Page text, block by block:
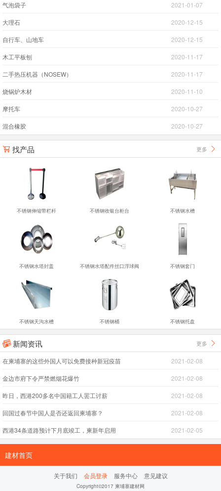
气泡袋子 2021-01-07
大理石 2020-12-15
自行车、山地车 2020-12-15
木工平板刨 2020-11-17
二手热压机器（NOSEW） 2020-11-17
烧锅炉木材 2020-11-10
摩托车 2020-10-27
混合橡胶 2020-10-27
 找产品 更多 
不锈钢伸缩带栏杆 不锈钢收银台柜台 不锈钢水槽
不锈钢水塔封盖 不锈钢水塔配件丝口浮球阀 不锈钢套门
不锈钢天沟水槽 不锈钢桶 不锈钢托盘
 新闻资讯 更多 
在柬埔寨的这些外国人可以免费接种新冠疫苗 2021-02-08
金边市府下令严禁燃烟花爆竹 2021-02-08
昨日，西港200多名中国籍工人罢工讨薪 2021-02-08
回国过春节中国人是否还返回柬埔寨？ 2021-02-08
西港34条道路预计下月底竣工，柬新年启用 2021-02-05
建材首页
关于我们 会员登录 服务中心 意见建议
Copyright©2017 柬埔寨建材网